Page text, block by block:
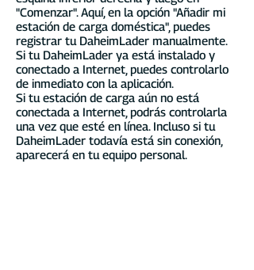
"Comenzar". Aquí, en la opción "Añadir mi
estación de carga doméstica", puedes
registrar tu DaheimLader manualmente.
Si tu DaheimLader ya está instalado y
conectado a Internet, puedes controlarlo
de inmediato con la aplicación.
Si tu estación de carga aún no está
conectada a Internet, podrás controlarla
una vez que esté en línea. Incluso si tu
DaheimLader todavía está sin conexión,
aparecerá en tu equipo personal.